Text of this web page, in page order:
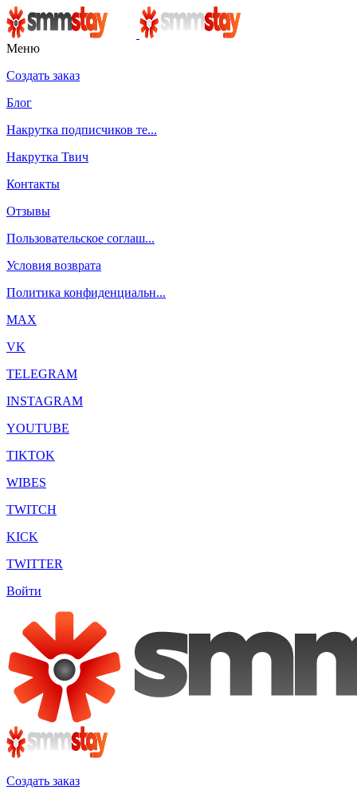
Меню
Создать заказ
Блог
Накрутка подписчиков те...
Накрутка Твич
Контакты
Отзывы
Пользовательское соглаш...
Условия возврата
Политика конфиденциальн...
MAX
VK
TELEGRAM
INSTAGRAM
YOUTUBE
TIKTOK
WIBES
TWITCH
KICK
TWITTER
Войти
Создать заказ